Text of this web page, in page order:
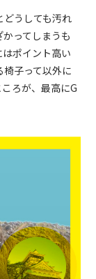
うしても汚れ
ってしまうも
ポイント高い
子って以外に
ろが、最高にG